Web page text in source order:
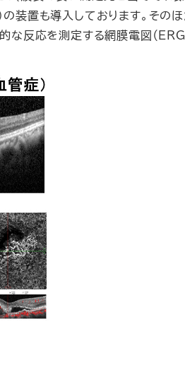
導入しております。そのほ
反応を測定する網膜電図（